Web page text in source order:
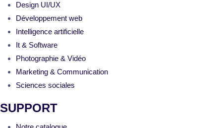
Design UI/UX
Développement web
Intelligence artificielle
It & Software
Photographie & Vidéo
Marketing & Communication
Sciences sociales
SUPPORT